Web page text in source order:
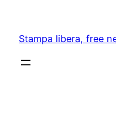
content
Stampa libera, free